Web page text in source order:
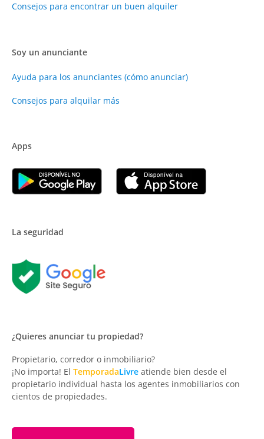
Consejos para encontrar un buen alquiler
Soy un anunciante
Ayuda para los anunciantes (cómo anunciar)
Consejos para alquilar más
Apps
La seguridad
¿Quieres anunciar tu propiedad?
Propietario, corredor o inmobiliario?
¡No importa! El TemporadaLivre atiende bien desde el
propietario individual hasta los agentes inmobiliarios con
cientos de propiedades.